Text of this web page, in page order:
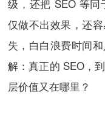
级，还把 SEO 等同
仅做不出效果，还
失，白白浪费时间
解：真正的 SEO，
层价值又在哪里？